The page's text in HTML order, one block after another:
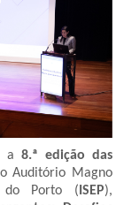
a 8.ª edição das
Auditório Magno
do Porto ( ISEP),